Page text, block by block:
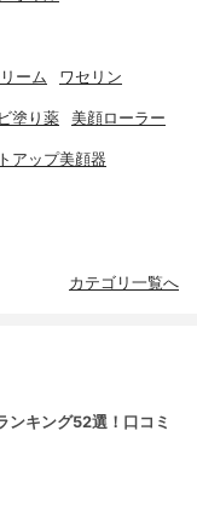
ーム ワセリン
塗り薬 美顔ローラー
アップ美顔器
カテゴリ一覧へ
ンキング52選！口コミ